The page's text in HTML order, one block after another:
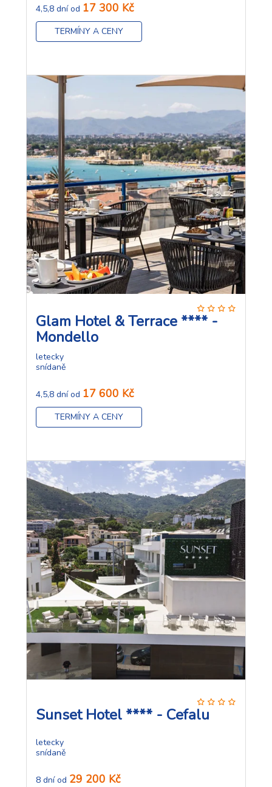
4,5,8 dní od 17 300 Kč
TERMÍNY A CENY
Glam Hotel & Terrace **** -
Mondello
letecky
snídaně
4,5,8 dní od 17 600 Kč
TERMÍNY A CENY
Sunset Hotel **** - Cefalu
letecky
snídaně
8 dní od 29 200 Kč